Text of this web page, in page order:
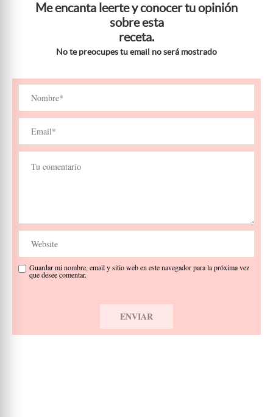
Me encanta leerte y conocer tu opinión
sobre esta
receta.
No te preocupes tu email no será mostrado
Guardar mi nombre, email y sitio web en este navegador para la próxima vez
que desee comentar.